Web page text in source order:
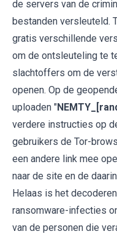
de servers van de
bestanden versleuteld.
gratis verschillende
om de ontsleuteling te
slachtoffers om de
openen. Op de
uploaden "
verdere instructies op
gebruikers de Tor-
een andere link mee
naar de site en de
Helaas is het
ransomware-infecties
van de personen die